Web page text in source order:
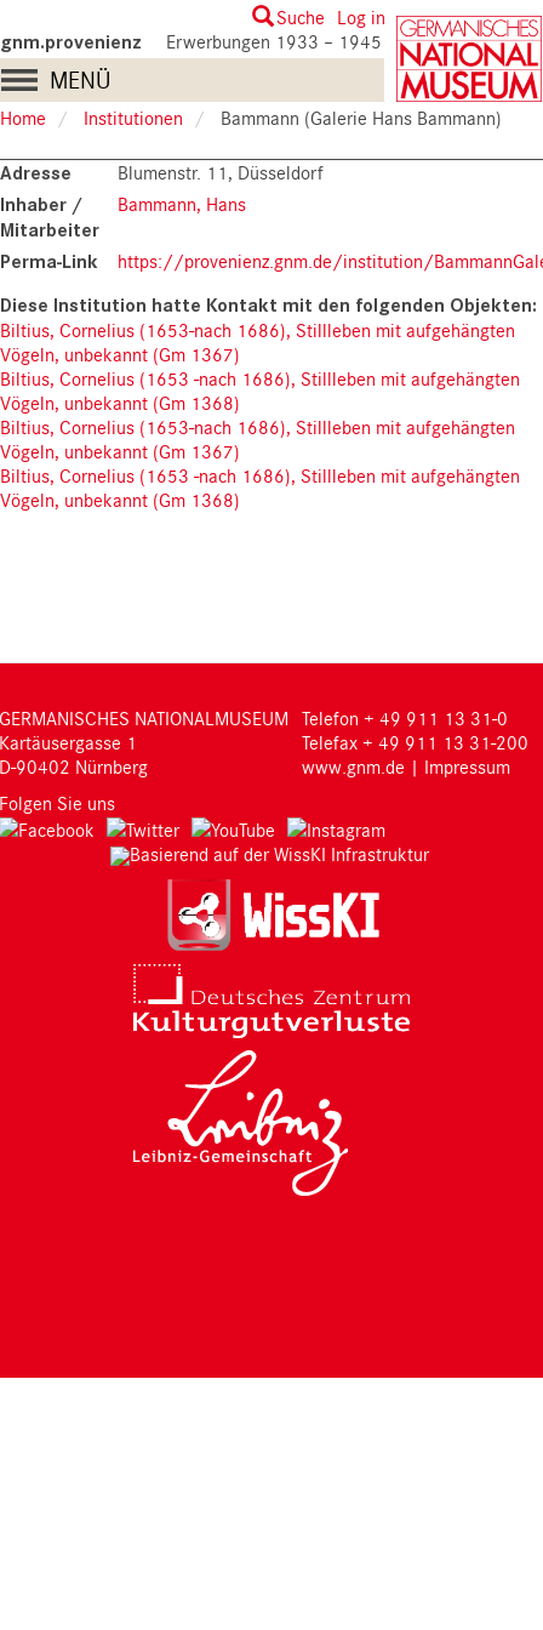
to
main
content
User
account
menu
Suche Log in
gnm.provenienz Erwerbungen 1933 – 1945
Main
navigation
MENÜ
Home Institutionen Bammann (Galerie Hans Bammann)
Adresse Blumenstr. 11, Düsseldorf
Inhaber /
Mitarbeiter
Bammann, Hans
Perma-Link https://provenienz.gnm.de/institution/
Biltius, Cornelius (1653-nach 1686), Stillleben mit aufgehängten
Vögeln, unbekannt (Gm 1367)
Biltius, Cornelius (1653 -nach 1686), Stillleben mit aufgehängten
Vögeln, unbekannt (Gm 1368)
Biltius, Cornelius (1653-nach 1686), Stillleben mit aufgehängten
Vögeln, unbekannt (Gm 1367)
Biltius, Cornelius (1653 -nach 1686), Stillleben mit aufgehängten
Vögeln, unbekannt (Gm 1368)
GERMANISCHES NATIONALMUSEUM
Kartäusergasse 1
D-90402 Nürnberg
Telefon + 49 911 13 31-0
Telefax + 49 911 13 31-200
www.gnm.de | Impressum
Folgen Sie uns
Basierend auf der WissKI Infrastruktur